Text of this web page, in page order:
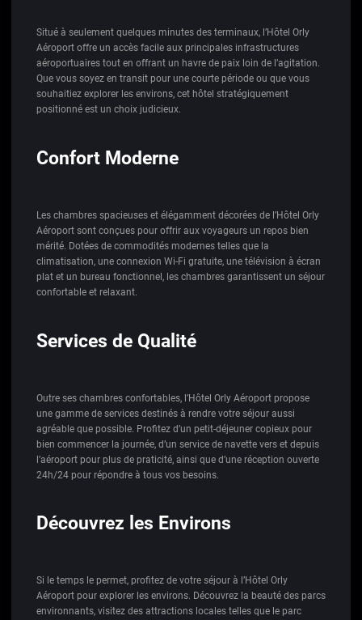
Situé à seulement quelques minutes des terminaux, l’Hôtel Orly
Aéroport offre un accès facile aux principales infrastructures
aéroportuaires tout en offrant un havre de paix loin de l’agitation.
Que vous soyez en transit pour une courte période ou que vous
souhaitiez explorer les environs, cet hôtel stratégiquement
positionné est un choix judicieux.
Confort Moderne
Les chambres spacieuses et élégamment décorées de l’Hôtel Orly
Aéroport sont conçues pour offrir aux voyageurs un repos bien
mérité. Dotées de commodités modernes telles que la
climatisation, une connexion Wi-Fi gratuite, une télévision à écran
plat et un bureau fonctionnel, les chambres garantissent un séjour
confortable et relaxant.
Services de Qualité
Outre ses chambres confortables, l’Hôtel Orly Aéroport propose
une gamme de services destinés à rendre votre séjour aussi
agréable que possible. Profitez d’un petit-déjeuner copieux pour
bien commencer la journée, d’un service de navette vers et depuis
l’aéroport pour plus de praticité, ainsi que d’une réception ouverte
24h/24 pour répondre à tous vos besoins.
Découvrez les Environs
Si le temps le permet, profitez de votre séjour à l’Hôtel Orly
Aéroport pour explorer les environs. Découvrez la beauté des parcs
environnants, visitez des attractions locales telles que le parc